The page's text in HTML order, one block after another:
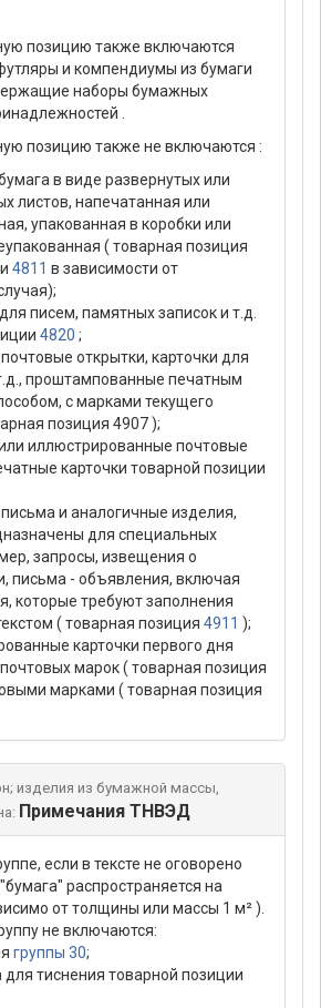
позицию также включаются
и компендиумы из бумаги
наборы бумажных
.
позицию также не включаются :
в виде развернутых или
листов, напечатанная или
упакованная в коробки или
( товарная позиция
4811 в зависимости от
писем, памятных записок и т.д.
4820 ;
открытки, карточки для
проштампованные печатным
с марками текущего
позиция 4907 );
иллюстрированные почтовые
карточки товарной позиции
и аналогичные изделия,
для специальных
запросы, извещения о
письма - объявления, включая
которые требуют заполнения
( товарная позиция 4911 );
карточки первого дня
марок ( товарная позиция
марками ( товарная позиция
изделия из бумажной массы,
Примечания ТНВЭД
если в тексте не оговорено
распространяется на
от толщины или массы 1 м² ).
не включаются:
группы 30;
тиснения товарной позиции